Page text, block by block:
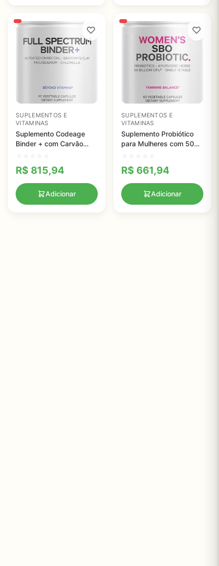
SUPLEMENTOS E
VITAMINAS
Suplemento Codeage
Binder + com Carvão
Digestiva em Cápsulas
Veganas
R$ 815,94
Adicionar
SUPLEMENTOS E
VITAMINAS
Suplemento Probiótico
para Mulheres com 50
Feminino
R$ 661,94
Adicionar